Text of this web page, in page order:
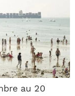
au 20